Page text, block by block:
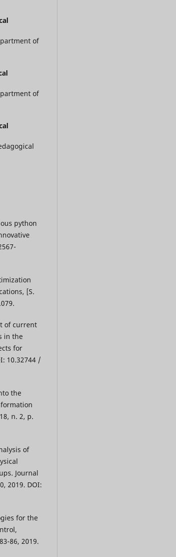
of
of
python
[S.
of current
in the
for
10.32744 /
the
n. 2, p.
of
Journal
2019. DOI:
for the
86, 2019.